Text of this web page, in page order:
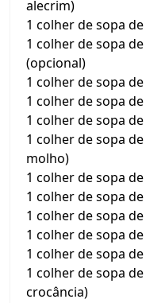
alecrim)
1 colher de sopa
1 colher de sopa
(opcional)
1 colher de sopa
1 colher de sopa
1 colher de sopa
1 colher de sopa
molho)
1 colher de sopa
1 colher de sopa
1 colher de sopa
1 colher de sopa
1 colher de sopa
1 colher de sopa
crocância)